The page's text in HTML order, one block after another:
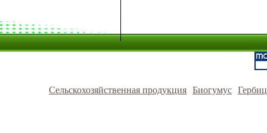
Сельскохозяйственная продукция Биогумус